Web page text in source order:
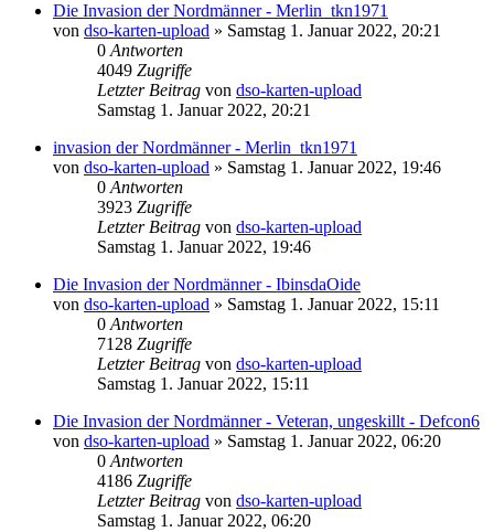
Die Invasion der Nordmänner - Merlin_tkn1971
von dso-karten-upload » Samstag 1. Januar 2022, 20:21
0Antworten
4049 Zugriffe
Letzter Beitrag von dso-karten-upload
Samstag 1. Januar 2022, 20:21
invasion der Nordmänner - Merlin_tkn1971
von dso-karten-upload » Samstag 1. Januar 2022, 19:46
0Antworten
3923 Zugriffe
Letzter Beitrag von dso-karten-upload
Samstag 1. Januar 2022, 19:46
Die Invasion der Nordmänner - IbinsdaOide
von dso-karten-upload » Samstag 1. Januar 2022, 15:11
0Antworten
7128 Zugriffe
Letzter Beitrag von dso-karten-upload
Samstag 1. Januar 2022, 15:11
Die Invasion der Nordmänner - Veteran, ungeskillt - Defcon6
von dso-karten-upload » Samstag 1. Januar 2022, 06:20
0Antworten
4186 Zugriffe
Letzter Beitrag von dso-karten-upload
Samstag 1. Januar 2022, 06:20